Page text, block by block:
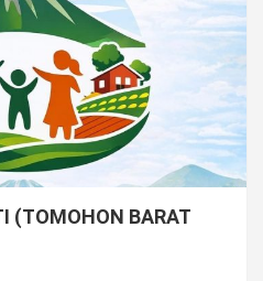
(TOMOHON BARAT